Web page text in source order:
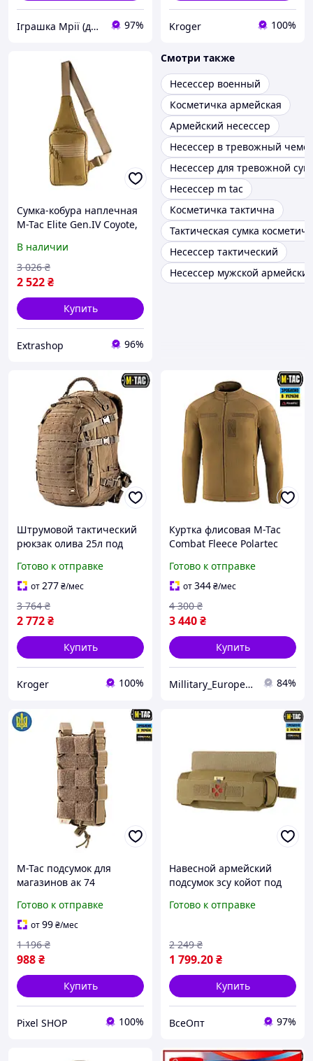
Іграшка Мрії (дитячі, авто, туризм) 97% Kroger 100%
Сумка-кобура наплечная
M-Tac Elite Gen.IV Coyote,
отделений.
В наличии
2 522₴
3 026 ₴
Купить
Extrashop 96%
Смотри также
Несессер военный
Косметичка армейская
Армейский несессер
Несессер в тревожный
Несессер для тревожной
Несессер m tac
Косметичка тактична
Тактическая сумка
Несессер тактический
Несессер мужской
Штрумовой тактический
рюкзак олива 25л под
Pack Laser Cut Coyote
Готово к отправке
от277₴/мес
2 772₴
3 764 ₴
Купить
Kroger 100%
Куртка флисовая M-Tac
Combat Fleece Polartec
флисовая кофта с
липучками под шевроны
Готово к отправке
от344₴/мес
3 440₴
4 300 ₴
Купить
Millitary_Europe_Store 84%
M-Tac подсумок для
магазинов ак 74
койот Elite Coyote,
Подсумок под рожок
кордура
Готово к отправке
от99₴/мес
988₴
1 196 ₴
Купить
Pixel SHOP 100%
Навесной армейский
подсумок зсу койот под
медицинский
ROLL Elite Coyote,
Готово к отправке
1 799.20₴
2 249 ₴
Купить
ВсеОпт 97%